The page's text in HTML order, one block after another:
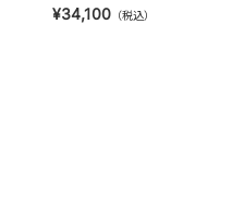
¥34,100 （税込）